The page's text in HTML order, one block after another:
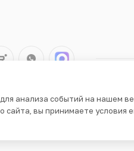
анализа событий на нашем
вы принимаете условия